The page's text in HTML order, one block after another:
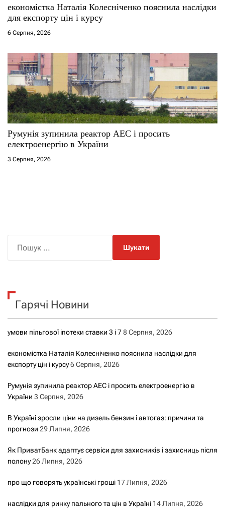
економістка Наталія Колесніченко пояснила наслідки
для експорту цін і курсу
6 Серпня, 2026
Румунія зупинила реактор АЕС і просить
електроенергію в України
3 Серпня, 2026
к
Гарячі Новини
умови пільгової іпотеки ставки 3 і 78 Серпня, 2026
економістка Наталія Колесніченко пояснила наслідки для
експорту цін і курсу6 Серпня, 2026
Румунія зупинила реактор АЕС і просить електроенергію в
України 3 Серпня, 2026
В Україні зросли ціни на дизель бензин і автогаз: причини та
прогнози 29 Липня, 2026
Як ПриватБанк адаптує сервіси для захисників і захисниць після
полону26 Липня, 2026
про що говорять українські гроші 17 Липня, 2026
наслідки для ринку пального та цін в Україні 14 Липня, 2026